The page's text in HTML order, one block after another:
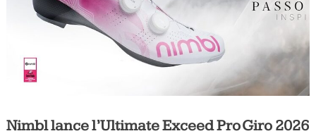
Nimbl lance l’Ultimate Exceed Pro Giro 2026